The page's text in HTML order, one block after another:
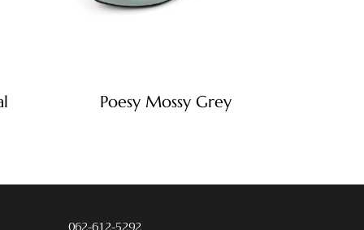
Poesy Mossy Grey